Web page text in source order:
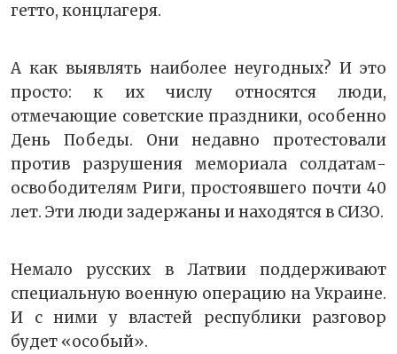
гетто, концлагеря.
А как выявлять наиболее неугодных? И это
просто: к их числу относятся люди,
отмечающие советские праздники, особенно
День Победы. Они недавно протестовали
против разрушения мемориала солдатам-
освободителям Риги, простоявшего почти 40
лет. Эти люди задержаны и находятся в СИЗО.
Немало русских в Латвии поддерживают
специальную военную операцию на Украине.
И с ними у властей республики разговор
будет «особый».